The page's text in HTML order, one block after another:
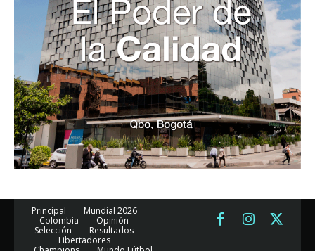
Principal
Mundial 2026
Colombia
Opinión
Selección
Resultados
Libertadores